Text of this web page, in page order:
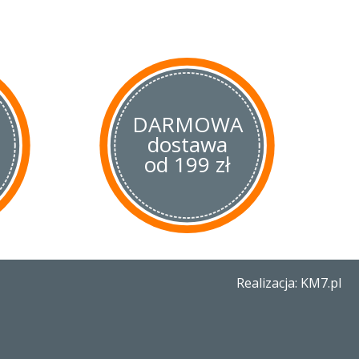
nie stanowią
Tanto. Kształt głowni
mieczy. Został on jednak
aktualnie jako „American
wzorów w świecie
krawędzi tnącej oraz
geometrii. Główną zaletą jest
nóż nabiera pełnej
całej konstrukcji.
otrzymujemy również nóż
oprzeć palec wskazujący
została wykonana
zapewniając pewny chwyt.
DARMOWA
dostawa
od 199 zł
Realizacja: KM7.pl